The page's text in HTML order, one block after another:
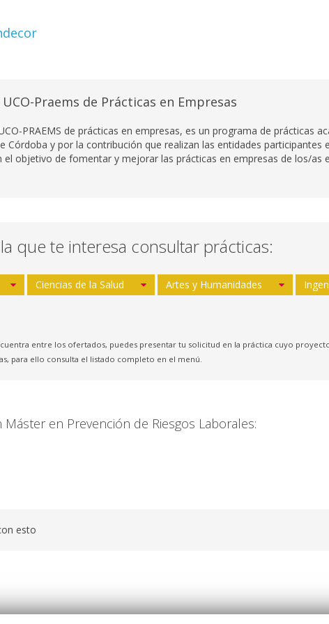
Praems de Prácticas en Empresas
PRAEMS de prácticas en empresas, es un programa de prácticas
Córdoba y por la contribución que realizan las entidades
el objetivo de fomentar y mejorar las prácticas en empresas de los/as
que te interesa consultar prácticas:
Ciencias de la Salud Artes y Humanidades
entre los ofertados, puedes presentar tu solicitud en la práctica cuyo
para ello consulta el listado completo en el menú.
en Prevención de Riesgos Laborales:
esto